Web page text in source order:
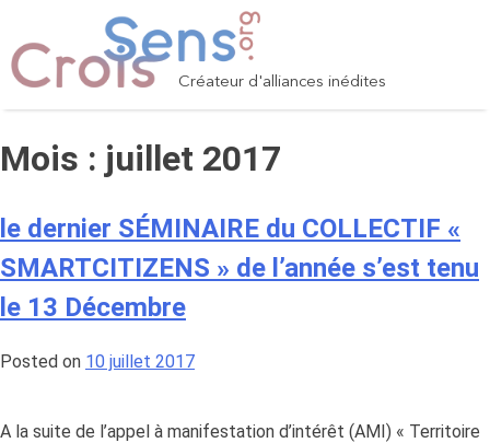
content
Créateur d'alliances inédites
Mois : juillet 2017
le dernier SÉMINAIRE du COLLECTIF «
SMARTCITIZENS » de l’année s’est tenu
le 13 Décembre
Posted on 10 juillet 2017
A la suite de l’appel à manifestation d’intérêt (AMI) « Territoire